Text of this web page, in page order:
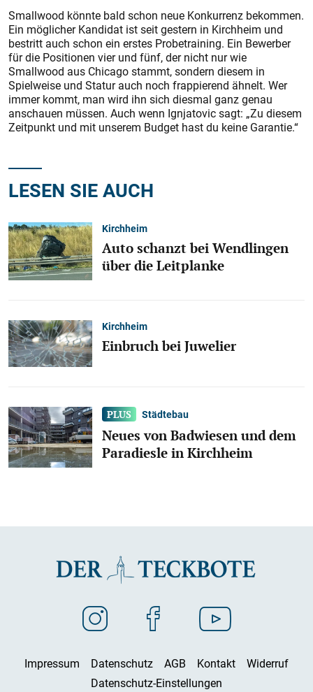
Smallwood könnte bald schon neue Konkurrenz bekommen.
Ein möglicher Kandidat ist seit gestern in Kirchheim und
bestritt auch schon ein erstes Probetraining. Ein Bewerber
für die Positionen vier und fünf, der nicht nur wie
Smallwood aus Chicago stammt, sondern diesem in
Spielweise und Statur auch noch frappierend ähnelt. Wer
immer kommt, man wird ihn sich diesmal ganz genau
anschauen müssen. Auch wenn Ignjatovic sagt: „Zu diesem
Zeitpunkt und mit unserem Budget hast du keine Garantie.“
LESEN SIE AUCH
Kirchheim
Auto schanzt bei Wendlingen
über die Leitplanke
Kirchheim
Einbruch bei Juwelier
Städtebau
Neues von Badwiesen und dem
Paradiesle in Kirchheim
Impressum Datenschutz AGB Kontakt
Widerruf
Datenschutz-Einstellungen